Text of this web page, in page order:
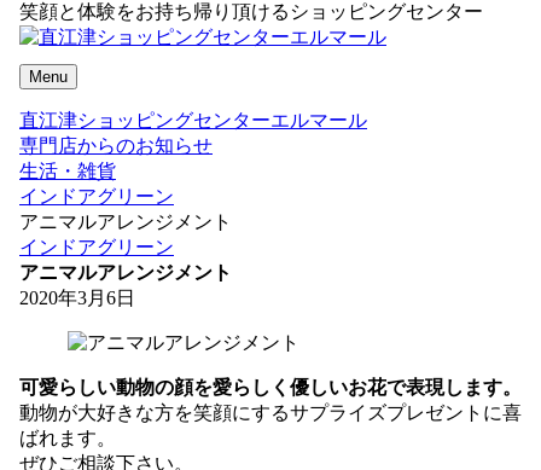
笑顔と体験をお持ち帰り頂けるショッピングセンター
Menu
直江津ショッピングセンターエルマール
専門店からのお知らせ
生活・雑貨
インドアグリーン
アニマルアレンジメント
インドアグリーン
アニマルアレンジメント
2020年3月6日
可愛らしい動物の顔を愛らしく優しいお花で表現します。
動物が大好きな方を笑顔にするサプライズプレゼントに喜
ばれます。
ぜひご相談下さい。